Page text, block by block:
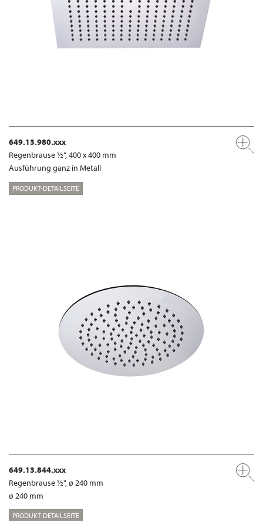
649.13.980.xxx
Regenbrause ½“, 400 x 400 mm
Ausführung ganz in Metall
PRODUKT-DETAILSEITE
649.13.844.xxx
Regenbrause ½", ø 240 mm
ø 240 mm
PRODUKT-DETAILSEITE